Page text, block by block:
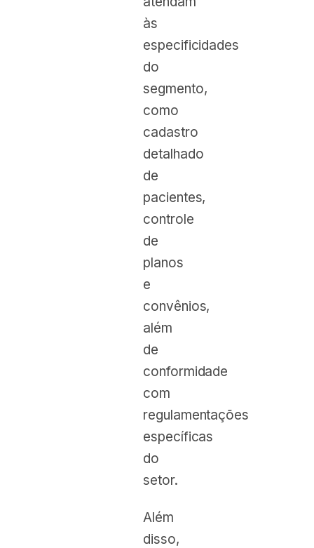
às
especificidades
do
segmento,
como
cadastro
detalhado
de
pacientes,
controle
de
planos
e
convênios,
além
de
conformidade
com
regulamentações
específicas
do
setor.
Além
disso,